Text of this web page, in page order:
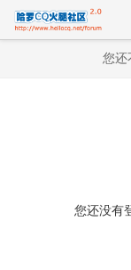
您还
您还没有